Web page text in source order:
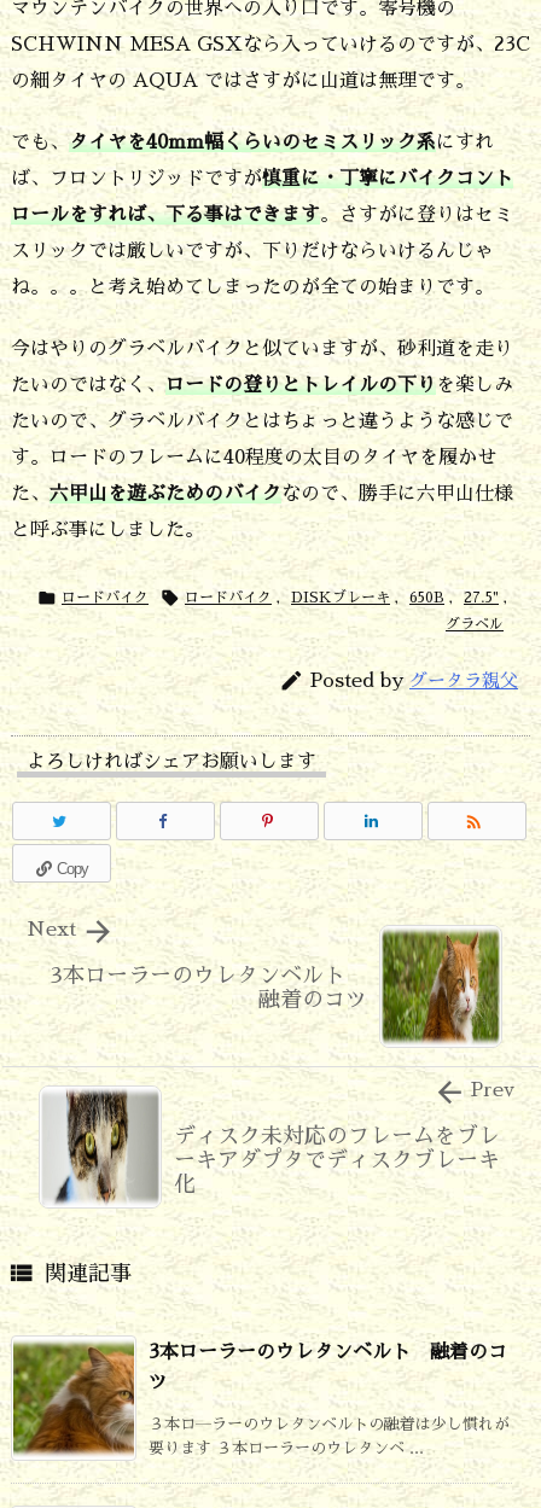
マウンテンバイクの世界への入り口です。零号機の
SCHWINN MESA GSXなら入っていけるのですが、23C
の細タイヤの AQUA ではさすがに山道は無理です。
でも、タイヤを40mm幅くらいのセミスリック系にすれ
ば、フロントリジッドですが慎重に・丁寧にバイクコント
ロールをすれば、下る事はできます。さすがに登りはセミ
スリックでは厳しいですが、下りだけならいけるんじゃ
ね。。。と考え始めてしまったのが全ての始まりです。
今はやりのグラベルバイクと似ていますが、砂利道を走り
たいのではなく、ロードの登りとトレイルの下りを楽しみ
たいので、グラベルバイクとはちょっと違うような感じで
す。ロードのフレームに40程度の太目のタイヤを履かせ
た、六甲山を遊ぶためのバイクなので、勝手に六甲山仕様
と呼ぶ事にしました。
 ロードバイク  ロードバイク , DISKブレーキ , 650B , 27.5" ,
グラベル
 Posted by グータラ親父
よろしければシェアお願いします

Copy
3本ローラーのウレタンベルト
融着のコツ

Next
ディスク未対応のフレームをブレ
ーキアダプタでディスクブレーキ
化
 Prev
 関連記事
3本ローラーのウレタンベルト 融着のコ
ツ
３本ロ―ラーのウレタンベルトの融着は少し慣れが
要ります ３本ローラーのウレタンベ ...